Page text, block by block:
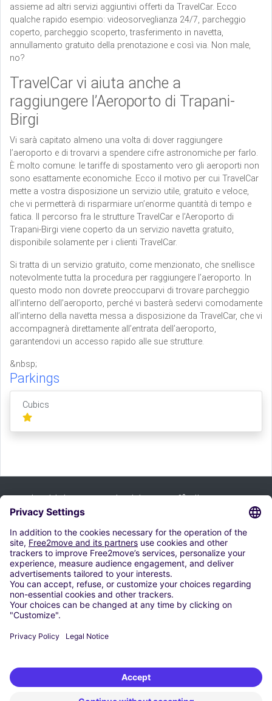
assieme ad altri servizi aggiuntivi offerti da TravelCar. Ecco
qualche rapido esempio: videosorveglianza 24/7, parcheggio
coperto, parcheggio scoperto, trasferimento in navetta,
annullamento gratuito della prenotazione e così via. Non male,
no?
TravelCar vi aiuta anche a
raggiungere l’Aeroporto di Trapani-
Birgi
Vi sarà capitato almeno una volta di dover raggiungere
l’aeroporto e di trovarvi a spendere cifre astronomiche per farlo.
È molto comune: le tariffe di spostamento vero gli aeroporti non
sono esattamente economiche. Ecco il motivo per cui TravelCar
mette a vostra disposizione un servizio utile, gratuito e veloce,
che vi permetterà di risparmiare un’enorme quantità di tempo e
fatica. Il percorso fra le strutture TravelCar e l’Aeroporto di
Trapani-Birgi viene coperto da un servizio navetta gratuito,
disponibile solamente per i clienti TravelCar.
Si tratta di un servizio gratuito, come menzionato, che snellisce
notevolmente tutta la procedura per raggiungere l’aeroporto. In
questo modo non dovrete preoccuparvi di trovare parcheggio
all’interno dell’aeroporto, perché vi basterà sedervi comodamente
all’interno della navetta messa a disposizione da TravelCar, che vi
accompagnerà direttamente all’entrata dell’aeroporto,
garantendovi un accesso rapido alle sue strutture.
&nbsp;
Parkings
Cubics
Tilmeld dig vores nyhedsbrev og få alle vores tip:
Tilmeld